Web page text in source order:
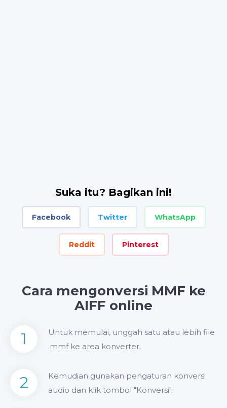
Suka itu? Bagikan ini!
Facebook Twitter WhatsApp
Reddit Pinterest
Cara mengonversi MMF ke
AIFF online
1
Untuk memulai, unggah satu atau lebih file
.mmf ke area konverter.
2
Kemudian gunakan pengaturan konversi
audio dan klik tombol "Konversi".